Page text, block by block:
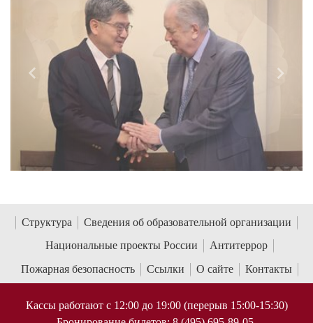
Назад
Структура
Сведения об образовательной организации
Национальные проекты России
Антитеррор
Пожарная безопасность
Ссылки О сайте Контакты
Кассы работают с 12:00 до 19:00 (перерыв 15:00-15:30)